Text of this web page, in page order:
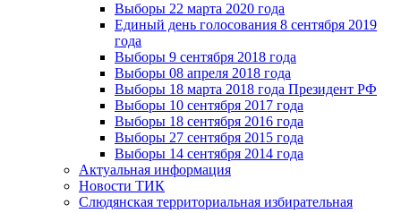
Выборы 22 марта 2020 года
Единый день голосования 8 сентября 2019
года
Выборы 9 сентября 2018 года
Выборы 08 апреля 2018 года
Выборы 18 марта 2018 года Президент РФ
Выборы 10 сентября 2017 года
Выборы 18 сентября 2016 года
Выборы 27 сентября 2015 года
Выборы 14 сентября 2014 года
Актуальная информация
Новости ТИК
Слюдянская территориальная избирательная